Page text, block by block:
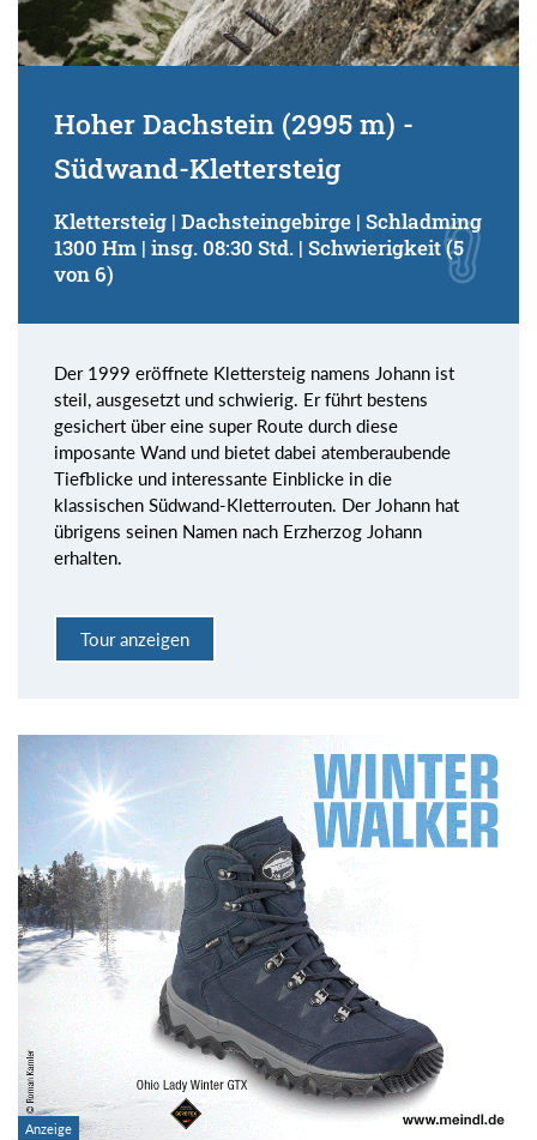
Hoher Dachstein (2995 m) -
Südwand-Klettersteig
Klettersteig | Dachsteingebirge | Schladming
1300 Hm | insg. 08:30 Std. | Schwierigkeit (5
von 6)
Der 1999 eröffnete Klettersteig namens Johann ist
steil, ausgesetzt und schwierig. Er führt bestens
gesichert über eine super Route durch diese
imposante Wand und bietet dabei atemberaubende
Tiefblicke und interessante Einblicke in die
klassischen Südwand-Kletterrouten. Der Johann hat
übrigens seinen Namen nach Erzherzog Johann
erhalten.
Tour anzeigen